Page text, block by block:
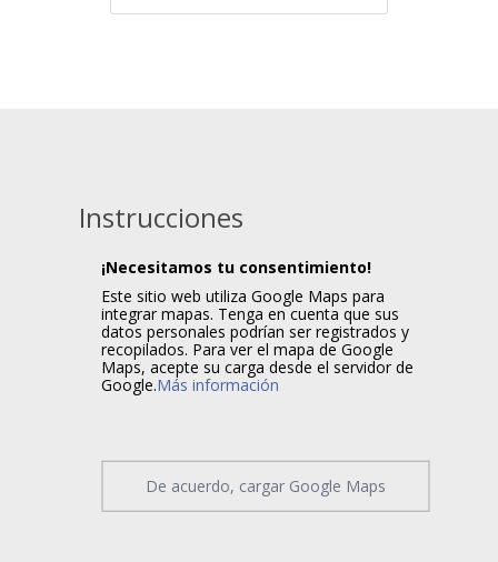
Instrucciones
¡Necesitamos tu consentimiento!
Este sitio web utiliza Google Maps para
integrar mapas. Tenga en cuenta que sus
datos personales podrían ser registrados y
recopilados. Para ver el mapa de Google
Maps, acepte su carga desde el servidor de
Google.Más información
De acuerdo, cargar Google Maps